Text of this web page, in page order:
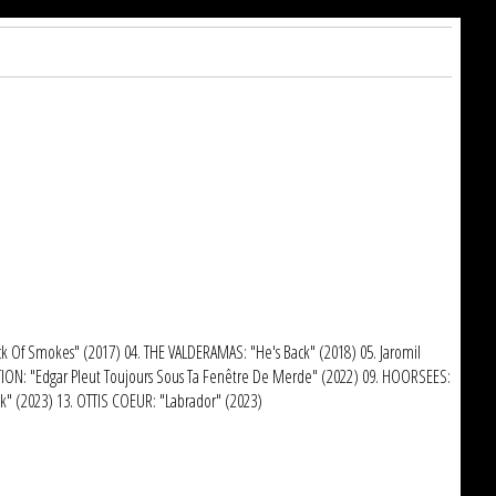
Of Smokes" (2017) 04. THE VALDERAMAS: "He's Back" (2018) 05. Jaromil
"Edgar Pleut Toujours Sous Ta Fenêtre De Merde" (2022) 09. HOORSEES:
(2023) 13. OTTIS COEUR: "Labrador" (2023)